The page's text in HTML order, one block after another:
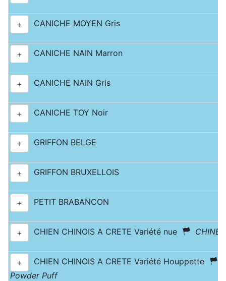
+ CANICHE MOYEN Gris
+ CANICHE NAIN Marron
+ CANICHE NAIN Gris
+ CANICHE TOY Noir
+ GRIFFON BELGE
+ GRIFFON BRUXELLOIS
+ PETIT BRABANCON
+ CHIEN CHINOIS A CRETE Variété nue
+ CHIEN CHINOIS A CRETE Variété Houppette
Powder Puff